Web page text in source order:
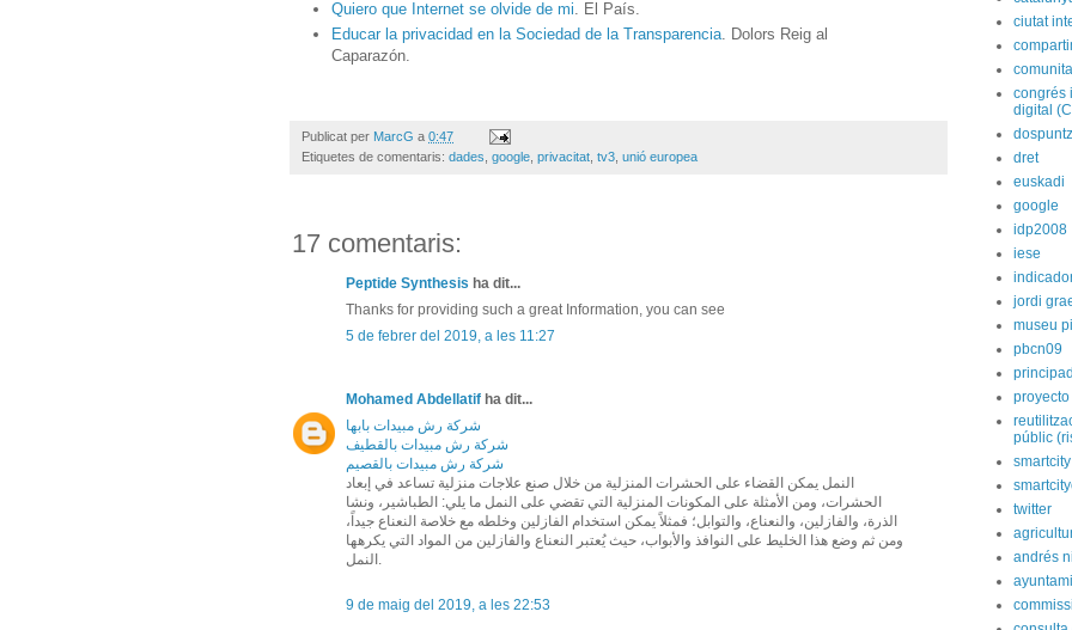
Quiero que Internet se olvide de mi . El País.
Educar la privacidad en la Sociedad de la Transparencia. Dolors Reig al
Caparazón.
Publicat per MarcG a 0:47
Etiquetes de comentaris: dades google privacitat tv3 unió europea
17 comentaris:
Peptide Synthesis ha dit...
Thanks for providing such a great Information, you can see
5 de febrer del 2019, a les 11:27
Mohamed Abdellatif ha dit...
شركة رش مبيدات بابها
شركة رش مبيدات بالقطيف
شركة رش مبيدات بالقصيم
النمل يمكن القضاء على الحشرات المنزلية من خلال صنع علاجات منزلية تساعد في إبعاد
الحشرات، ومن الأمثلة على المكونات المنزلية التي تقضي على النمل ما يلي: الطباشير، ونشا
الذرة، والفازلين، والنعناع، والتوابل؛ فمثلاً يمكن استخدام الفازلين وخلطه مع خلاصة النعناع جيداً،
ومن ثم وضع هذا الخليط على النوافذ والأبواب، حيث يُعتبر النعناع والفازلين من المواد التي يكرهها
9 de maig del 2019, a les 22:53
ciutat
congrés
digital
dret
euskadi
google
idp2008
iese
jordi
museu
pbcn09
públic
smartcity
twitter
andrés